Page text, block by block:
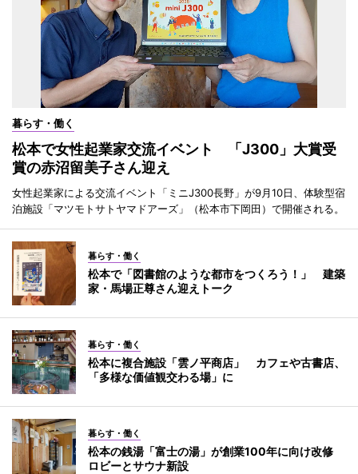
暮らす・働く
松本で女性起業家交流イベント 「J300」大賞受
賞の赤沼留美子さん迎え
女性起業家による交流イベント「ミニJ300長野」が9月10日、体験型宿
泊施設「マツモトサトヤマドアーズ」（松本市下岡田）で開催される。
暮らす・働く
松本で「図書館のような都市をつくろう！」 建築
家・馬場正尊さん迎えトーク
暮らす・働く
松本に複合施設「雲ノ平商店」 カフェや古書店、
「多様な価値観交わる場」に
暮らす・働く
松本の銭湯「富士の湯」が創業100年に向け改修
ロビーとサウナ新設